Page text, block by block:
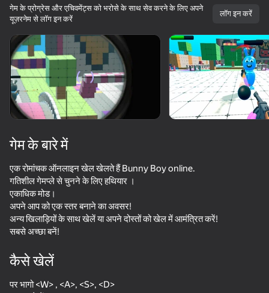
डिवाइस घुमाएँ
यह गेम केवल लैंडस्केप
ओरिएंटेशन का समर्थन करता है
लोड हो रहा है
गेम के प्रोग्रेस और एचिवमेंट्स को भरोसे के साथ सेव करने के लिए अपने
यूज़रनेम से लॉग इन करें
लॉग इन करें
गेम के बारे में
एक रोमांचक ऑनलाइन खेल खेलते हैं Bunny Boy online.
गतिशील गेमप्ले से चुनने के लिए हथियार ।
एकाधिक मोड।
अपने आप को एक स्तर बनाने का अवसर!
अन्य खिलाड़ियों के साथ खेलें या अपने दोस्तों को खेल में आमंत्रित करें!
सबसे अच्छा बनें!
कैसे खेलें
पर भागो <W> , <A>, <S>, <D>